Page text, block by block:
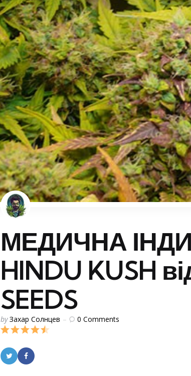
МЕДИЧНА
HINDU KUSH
SEEDS
Posted
by
by Захар Солнцев 0 Comments